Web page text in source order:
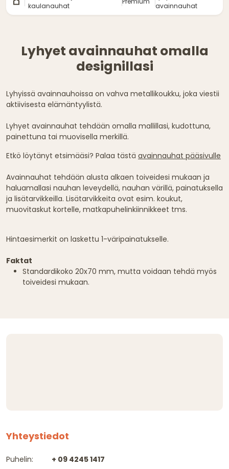
kaulanauhat
avainnauhat
Lyhyet avainnauhat omalla
designillasi
Lyhyissä avainnauhoissa on vahva metallikoukku, joka viestii
aktiivisesta elämäntyylistä.
Lyhyet avainnauhat tehdään omalla mallillasi, kudottuna,
painettuna tai muovisella merkillä.
Etkö löytänyt etsimääsi? Palaa tästä avainnauhat pääsivulle
Avainnauhat tehdään alusta alkaen toiveidesi mukaan ja
haluamallasi nauhan leveydellä, nauhan värillä, painatuksella
ja lisätarvikkeilla. Lisätarvikkeita ovat esim. koukut,
muovitaskut kortelle, matkapuhelinkiinnikkeet tms.
Hintaesimerkit on laskettu 1-väripainatukselle.
Faktat
Standardikoko 20x70 mm, mutta voidaan tehdä myös
toiveidesi mukaan.
Yhteystiedot
Puhelin:
+ 09 4245 1417